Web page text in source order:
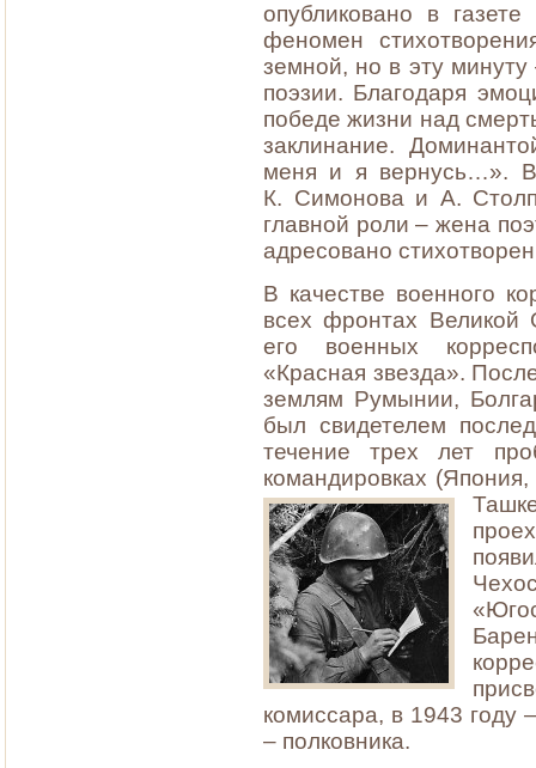
опубликовано в
феномен
земной, но в эту
поэзии. Благодаря
победе жизни над
заклинание.
меня и я вернусь…».
К. Симонова и А.
главной роли – жена
адресовано
В качестве военного
всех фронтах Великой
его военных
«Красная звезда».
землям Румынии,
был свидетелем
течение трех лет
командировках
комиссара, в 1943 году
– полковника.